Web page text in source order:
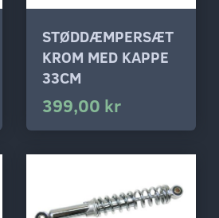
STØDDÆMPERSÆT
KROM MED KAPPE
33CM
399,00 kr